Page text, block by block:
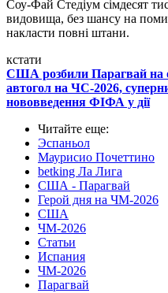
Соу-Фай Стедіум сімдесят
видовища, без шансу на
накласти повні штани.
кстати
США розбили Парагвай на
автогол на ЧС-2026,
нововведення ФІФА у дії
Читайте еще:
Эспаньол
Маурисио Почеттино
betking Ла Лига
США - Парагвай
Герой дня на ЧМ-2026
США
ЧМ-2026
Статьи
Испания
ЧМ-2026
Парагвай